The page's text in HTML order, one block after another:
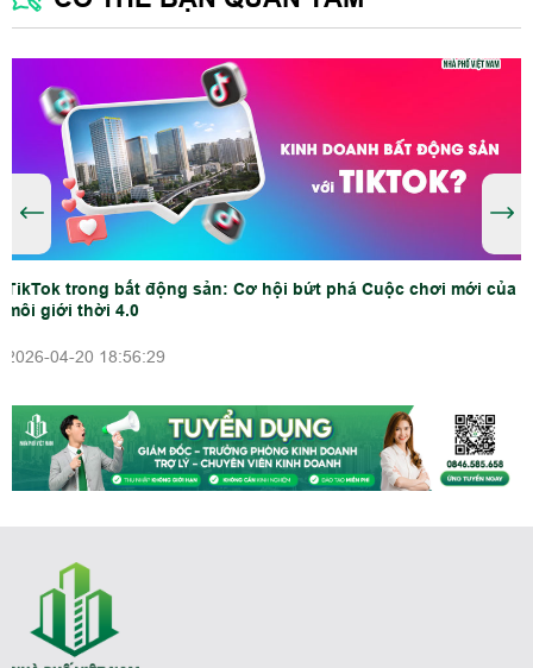
TikTok trong bất động sản: Cơ hội bứt phá Cuộc chơi mới của
môi giới thời 4.0
2026-04-20 18:56:29